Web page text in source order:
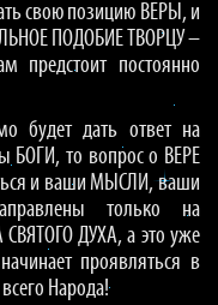
свою позицию ВЕРЫ, и
ПОДОБИЕ ТВОРЦУ –
постоянно
будет дать ответ на
БОГИ, то вопрос о ВЕРЕ
и ваши МЫСЛИ, ваши
только на
ДУХА, а это уже
проявляться в
Народа!